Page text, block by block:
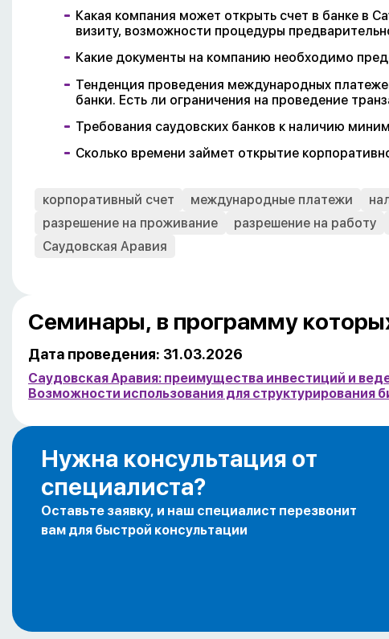
Какая компания может открыть счет в банке в
визиту, возможности процедуры
Какие документы на компанию необходимо
Тенденция проведения международных
банки. Есть ли ограничения на проведение
Требования саудовских банков к наличию
Сколько времени займет открытие
корпоративный счет международные платежи
разрешение на проживание
разрешение на работу
Саудовская Аравия
Семинары, в программу
Дата проведения: 31.03.2026
Саудовская Аравия: преимущества инвестиций и
Возможности использования для структурирования
Нужна консультация от
специалиста?
Оставьте заявку, и наш специалист перезвонит
вам для быстрой консультации